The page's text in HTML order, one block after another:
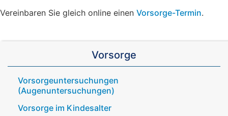
Vereinbaren Sie gleich online einen Vorsorge-Termin.
Vorsorge
Vorsorgeuntersuchungen
(Augenuntersuchungen)
Vorsorge im Kindesalter